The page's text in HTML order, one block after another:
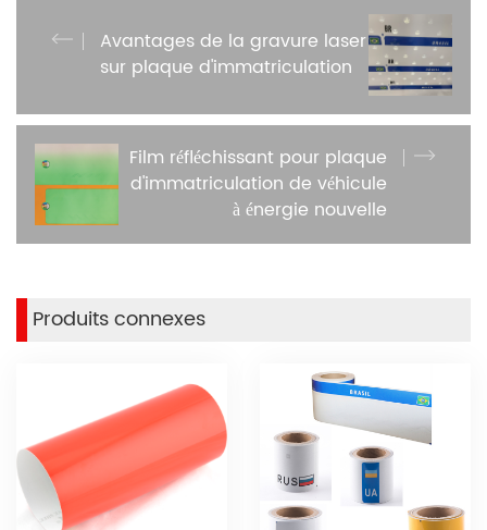
Avantages de la gravure laser
sur plaque d'immatriculation
Film réfléchissant pour plaque
d'immatriculation de véhicule
à énergie nouvelle
Produits connexes